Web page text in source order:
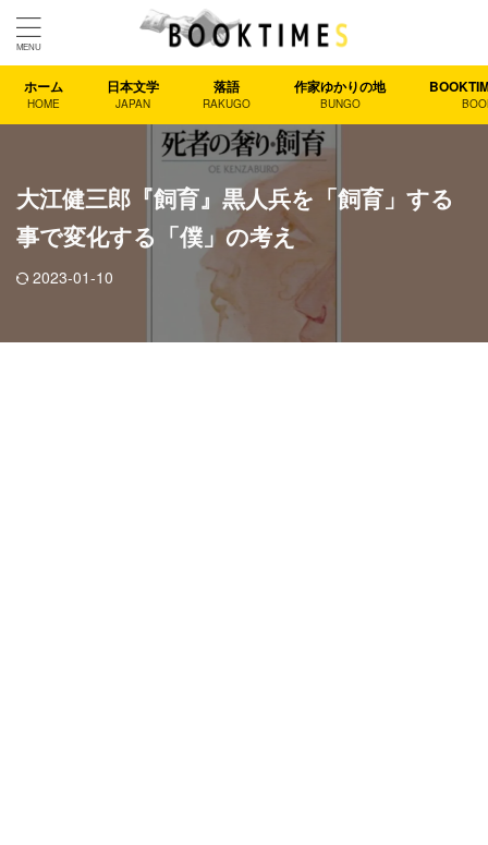
ホーム
HOME
日本文学
JAPAN
落語
RAKUGO
作家ゆかりの地
BUNGO
大江健三郎『飼育』黒人兵を「飼育」する
事で変化する「僕」の考え
2023-01-10